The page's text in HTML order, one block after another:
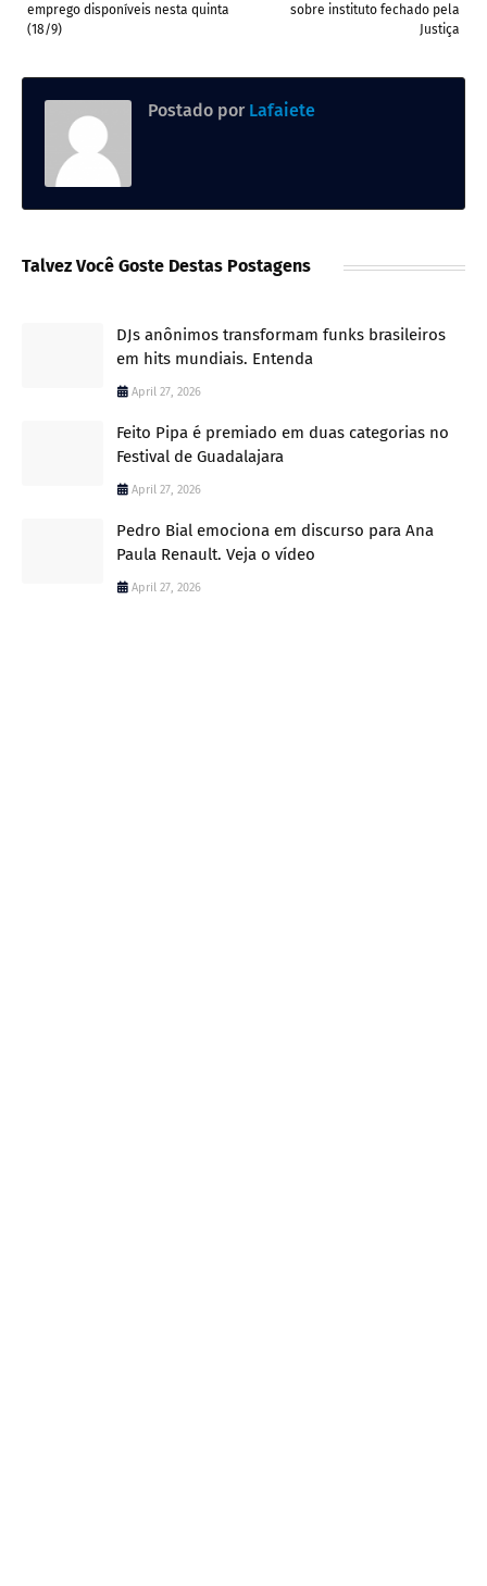
sobre instituto fechado pela
Justiça
emprego disponíveis nesta quinta
(18/9)
Postado por Lafaiete
Talvez Você Goste Destas Postagens
DJs anônimos transformam funks brasileiros
em hits mundiais. Entenda
April 27, 2026
Feito Pipa é premiado em duas categorias no
Festival de Guadalajara
April 27, 2026
Pedro Bial emociona em discurso para Ana
Paula Renault. Veja o vídeo
April 27, 2026